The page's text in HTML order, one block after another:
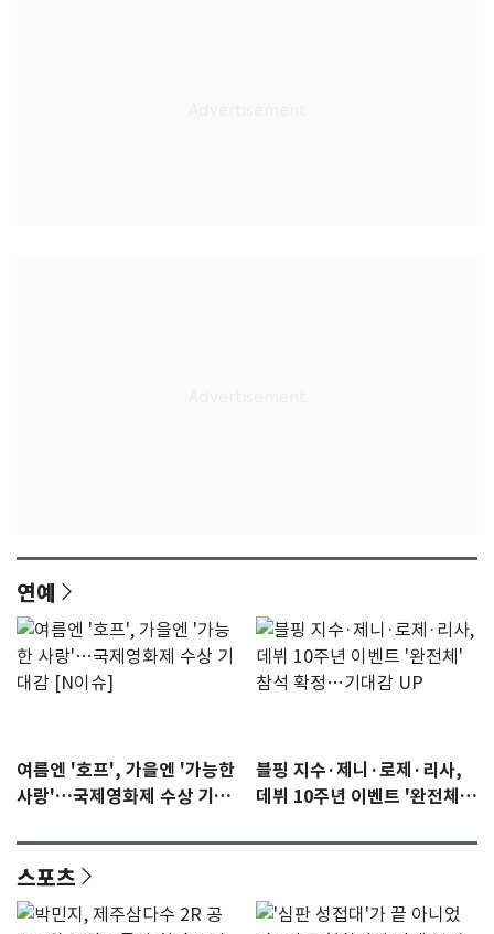
연예
여름엔 '호프', 가을엔 '가능한
사랑'…국제영화제 수상 기대
블핑 지수·제니·로제·리사,
데뷔 10주년 이벤트 '완전체'
스포츠